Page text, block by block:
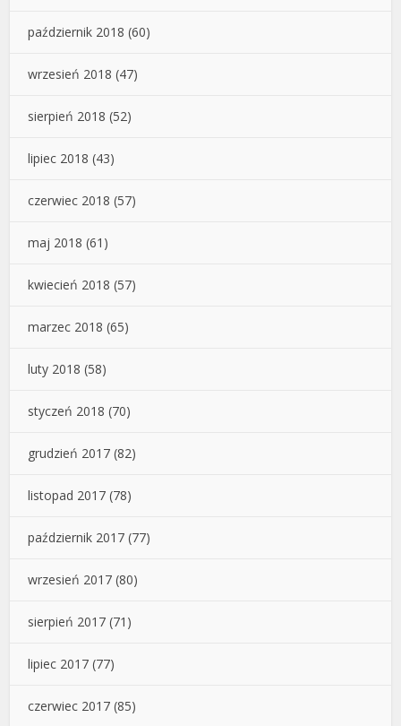
październik 2018 (60)
wrzesień 2018 (47)
sierpień 2018 (52)
lipiec 2018 (43)
czerwiec 2018 (57)
maj 2018 (61)
kwiecień 2018 (57)
marzec 2018 (65)
luty 2018 (58)
styczeń 2018 (70)
grudzień 2017 (82)
listopad 2017 (78)
październik 2017 (77)
wrzesień 2017 (80)
sierpień 2017 (71)
lipiec 2017 (77)
czerwiec 2017 (85)